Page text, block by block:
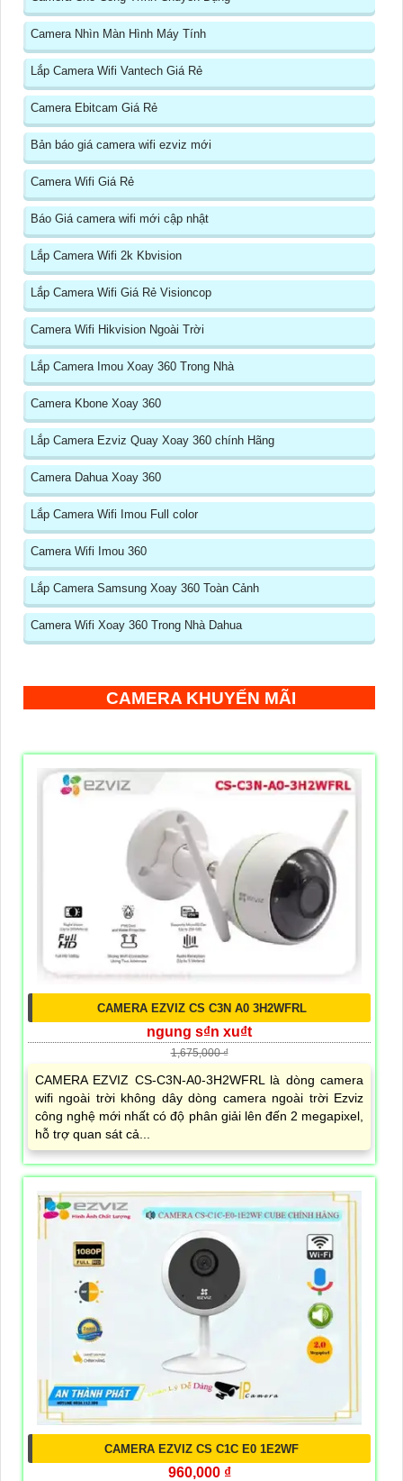
Camera Nhìn Màn Hình Máy Tính
Lắp Camera Wifi Vantech Giá Rẻ
Camera Ebitcam Giá Rẻ
Bản báo giá camera wifi ezviz mới
Camera Wifi Giá Rẻ
Báo Giá camera wifi mới cập nhật
Lắp Camera Wifi 2k Kbvision
Lắp Camera Wifi Giá Rẻ Visioncop
Camera Wifi Hikvision Ngoài Trời
Lắp Camera Imou Xoay 360 Trong Nhà
Camera Kbone Xoay 360
Lắp Camera Ezviz Quay Xoay 360 chính Hãng
Camera Dahua Xoay 360
Lắp Camera Wifi Imou Full color
Camera Wifi Imou 360
Lắp Camera Samsung Xoay 360 Toàn Cảnh
Camera Wifi Xoay 360 Trong Nhà Dahua
CAMERA KHUYẾN MÃI
CAMERA EZVIZ CS C3N A0 3H2WFRL
ngung s₫n xu₫t
1,675,000 ₫
CAMERA EZVIZ CS-C3N-A0-3H2WFRL là dòng camera
wifi ngoài trời không dây dòng camera ngoài trời Ezviz
công nghệ mới nhất có độ phân giải lên đến 2 megapixel,
hỗ trợ quan sát cả...
CAMERA EZVIZ CS C1C E0 1E2WF
960,000 ₫